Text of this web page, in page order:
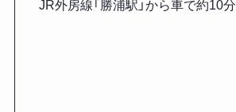
JR外房線「勝浦駅」から車で約10分